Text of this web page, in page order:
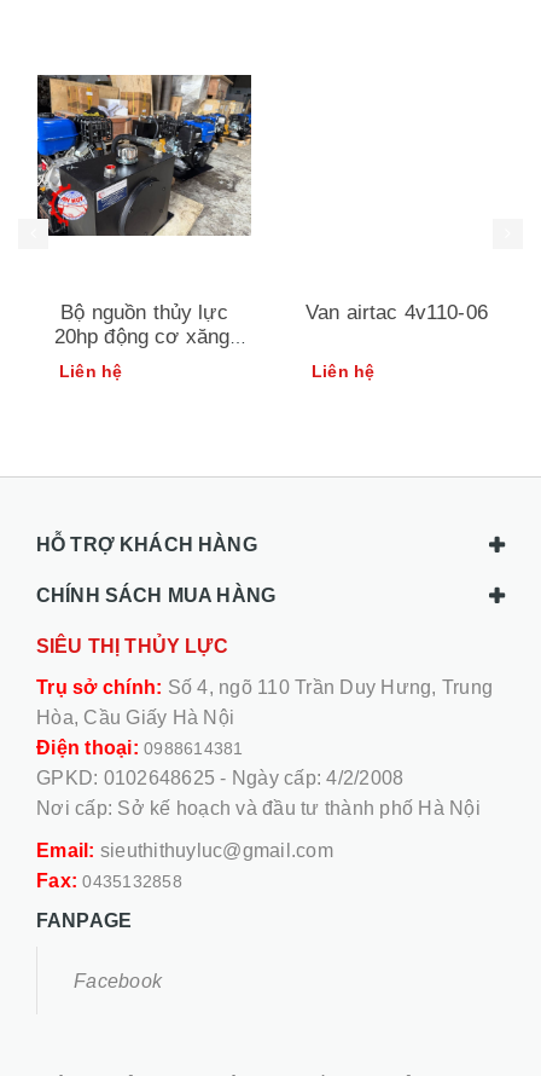
Bộ nguồn thủy lực
20hp động cơ xăng|
thiết bị xe cẩu an huy
Liên hệ
Van airtac 4v110-06
Liên hệ
HỖ TRỢ KHÁCH HÀNG
CHÍNH SÁCH MUA HÀNG
SIÊU THỊ THỦY LỰC
Trụ sở chính: Số 4, ngõ 110 Trần Duy Hưng, Trung
Hòa, Cầu Giấy Hà Nội
Điện thoại: 0988614381
GPKD: 0102648625 - Ngày cấp: 4/2/2008
Nơi cấp: Sở kế hoạch và đầu tư thành phố Hà Nội
Email: sieuthithuyluc@gmail.com
Fax:0435132858
FANPAGE
Facebook